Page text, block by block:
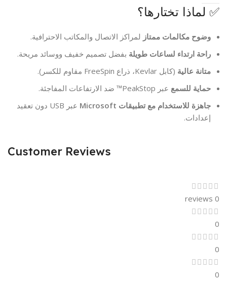
✅ لماذا تختارها؟
وضوح مكالمات ممتاز لمراكز الاتصال والمكاتب الاحترافية.
راحة ارتداء لساعات طويلة بفضل تصميم خفيف ووسائد مريحة.
متانة عالية (كابل Kevlar، ذراع FreeSpin مقاوم للكسر).
حماية للسمع عبر PeakStop™ ضد الارتفاعات المفاجئة.
جاهزة للاستخدام مع تطبيقات Microsoft
عبر USB دون تعقيد
إعدادات.
Customer Reviews
0 reviews
0
0
0